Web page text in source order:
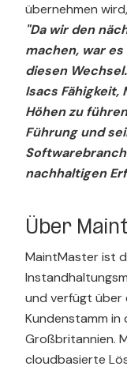
übernehmen
"Da wir den
machen, war
diesen
Isacs Fähigkeit,
Höhen zu
Führung und
nachhaltigen
Über
MaintMaster ist
und verfügt über
Kundenstamm in
Großbritannien.
cloudbasierte